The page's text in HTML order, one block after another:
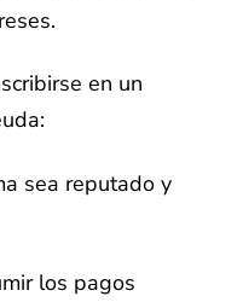
en un
sea reputado y
los pagos